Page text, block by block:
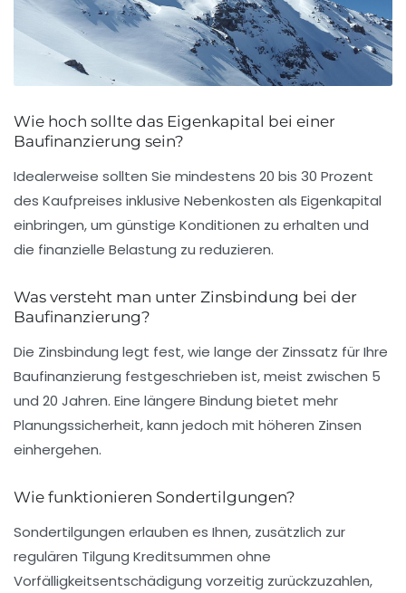
Wie hoch sollte das Eigenkapital bei einer
Baufinanzierung sein?
Idealerweise sollten Sie mindestens 20 bis 30 Prozent
des Kaufpreises inklusive Nebenkosten als Eigenkapital
einbringen, um günstige Konditionen zu erhalten und
die finanzielle Belastung zu reduzieren.
Was versteht man unter Zinsbindung bei der
Baufinanzierung?
Die Zinsbindung legt fest, wie lange der Zinssatz für Ihre
Baufinanzierung festgeschrieben ist, meist zwischen 5
und 20 Jahren. Eine längere Bindung bietet mehr
Planungssicherheit, kann jedoch mit höheren Zinsen
einhergehen.
Wie funktionieren Sondertilgungen?
Sondertilgungen erlauben es Ihnen, zusätzlich zur
regulären Tilgung Kreditsummen ohne
Vorfälligkeitsentschädigung vorzeitig zurückzuzahlen,